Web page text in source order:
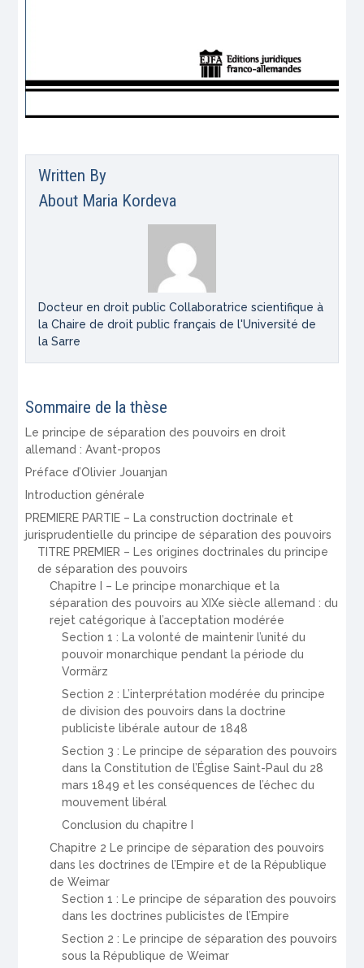
Written By
About Maria Kordeva
Docteur en droit public Collaboratrice scientifique à
la Chaire de droit public français de l'Université de
la Sarre
Sommaire de la thèse
Le principe de séparation des pouvoirs en droit
allemand : Avant-propos
Préface d’Olivier Jouanjan
Introduction générale
PREMIERE PARTIE – La construction doctrinale et
jurisprudentielle du principe de séparation des pouvoirs
TITRE PREMIER – Les origines doctrinales du principe
de séparation des pouvoirs
Chapitre I – Le principe monarchique et la
séparation des pouvoirs au XIXe siècle allemand : du
rejet catégorique à l’acceptation modérée
Section 1 : La volonté de maintenir l’unité du
pouvoir monarchique pendant la période du
Vormärz
Section 2 : L’interprétation modérée du principe
de division des pouvoirs dans la doctrine
publiciste libérale autour de 1848
Section 3 : Le principe de séparation des pouvoirs
dans la Constitution de l’Église Saint-Paul du 28
mars 1849 et les conséquences de l’échec du
mouvement libéral
Conclusion du chapitre I
Chapitre 2 Le principe de séparation des pouvoirs
dans les doctrines de l’Empire et de la République
de Weimar
Section 1 : Le principe de séparation des pouvoirs
dans les doctrines publicistes de l’Empire
Section 2 : Le principe de séparation des pouvoirs
sous la République de Weimar